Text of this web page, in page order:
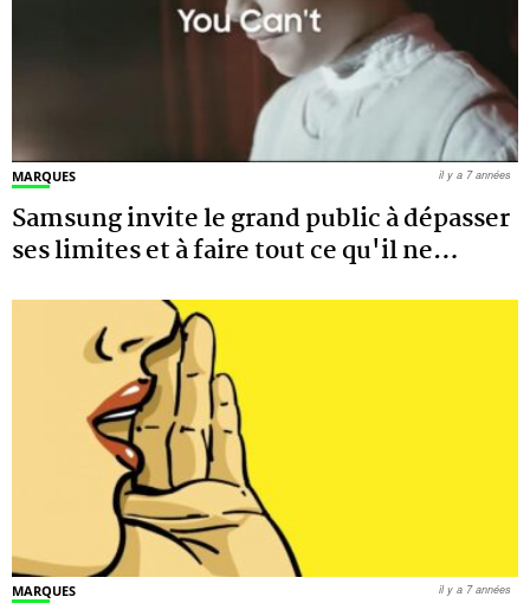
MARQUES
Samsung invite le grand public à dépasser
ses limites et à faire tout ce qu'il ne…
il y a 7 années
MARQUES il y a 7 années